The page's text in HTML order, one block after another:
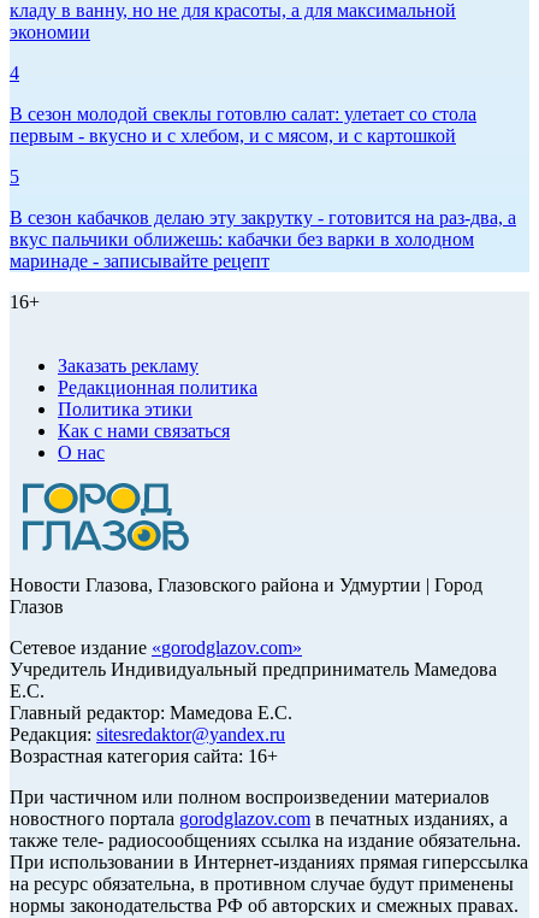
кладу в ванну, но не для красоты, а для максимальной
экономии
4
В сезон молодой свеклы готовлю салат: улетает со стола
первым - вкусно и с хлебом, и с мясом, и с картошкой
5
В сезон кабачков делаю эту закрутку - готовится на раз-два, а
вкус пальчики оближешь: кабачки без варки в холодном
маринаде - записывайте рецепт
16+
Заказать рекламу
Редакционная политика
Политика этики
Как с нами связаться
О нас
Новости Глазова, Глазовского района и Удмуртии | Город
Глазов
Сетевое издание «gorodglazov.com»
Учредитель Индивидуальный предприниматель Мамедова
Е.С.
Главный редактор: Мамедова Е.С.
Редакция: sitesredaktor@yandex.ru
Возрастная категория сайта: 16+
При частичном или полном воспроизведении материалов
новостного портала gorodglazov.com в печатных изданиях, а
также теле- радиосообщениях ссылка на издание обязательна.
При использовании в Интернет-изданиях прямая гиперссылка
на ресурс обязательна, в противном случае будут применены
нормы законодательства РФ об авторских и смежных правах.